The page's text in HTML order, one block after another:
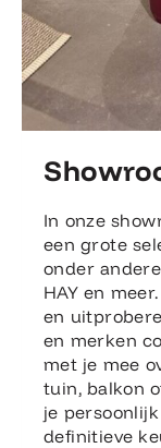
In onze
een grote
onder
HAY en
en
en merken
met je mee
tuin, balkon
je
definitieve